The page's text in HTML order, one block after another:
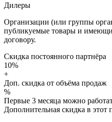
Дилеры
Организации (или группы
публикуемые товары и
договору.
Скидка постоянного партнёра
10%
+
Доп. скидка от объёма продаж
%
Первые 3 месяца можно
Дополнительная скидка в этот